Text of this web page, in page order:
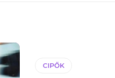
CIPŐK